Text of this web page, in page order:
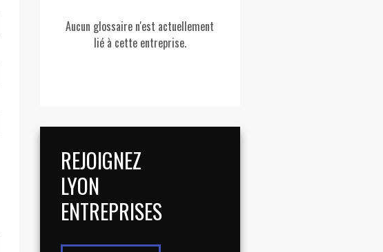
Aucun glossaire n'est actuellement
lié à cette entreprise.
REJOIGNEZ
LYON
ENTREPRISES